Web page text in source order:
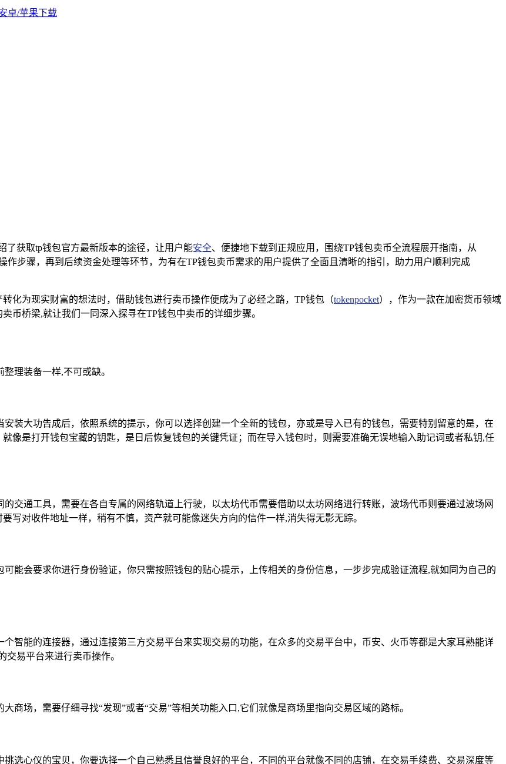
了获取tp钱包官方最新版本的途径，让用户能安全、便捷地下载到正规应用，围绕TP钱包卖币全流程展开指南，从
步骤，再到后续资金处理等环节，为有在TP钱包卖币需求的用户提供了全面且清晰的指引，助力用户顺利完成
化为现实财富的想法时，借助钱包进行卖币操作便成为了必经之路，TP钱包（tokenpocket），作为一款在加密货币领域
币桥梁,就让我们一同深入探寻在TP钱包中卖币的详细步骤。
理装备一样,不可或缺。
装大功告成后，依照系统的提示，你可以选择创建一个全新的钱包，亦或是导入已有的钱包，需要特别留意的是，在
像是打开钱包宝藏的钥匙，是日后恢复钱包的关键凭证；而在导入钱包时，则需要准确无误地输入助记词或者私钥,任
交通工具，需要在各自专属的网络轨道上行驶，以太坊代币需要借助以太坊网络进行转账，波场代币则要通过波场网
写对收件地址一样，稍有不慎，资产就可能像迷失方向的信件一样,消失得无影无踪。
能会要求你进行身份验证，你只需按照钱包的贴心提示，上传相关的身份信息，一步步完成验证流程,就如同为自己的
智能的连接器，通过连接第三方交易平台来实现交易的功能，在众多的交易平台中，币安、火币等都是大家耳熟能详
易平台来进行卖币操作。
商场，需要仔细寻找“发现”或者“交易”等相关功能入口,它们就像是商场里指向交易区域的路标。
选心仪的宝贝，你要选择一个自己熟悉且信誉良好的平台，不同的平台就像不同的店铺，在交易手续费、交易深度等